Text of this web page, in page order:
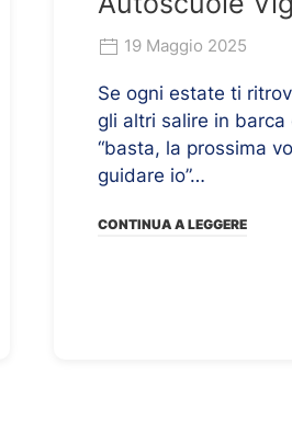
19 Maggio 2025
Se ogni estate ti
gli altri salire in barca
“basta, la prossima
guidare io”…
CONTINUA A LEGGERE